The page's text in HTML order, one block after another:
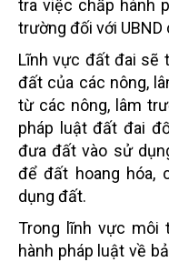
tra việc chấp hành
trường đối với
Lĩnh vực đất đai sẽ
đất của các nông,
từ các nông, lâm
pháp luật đất đai
đưa đất vào sử
để đất hoang hóa,
dụng đất.
Trong lĩnh vực môi
hành pháp luật về